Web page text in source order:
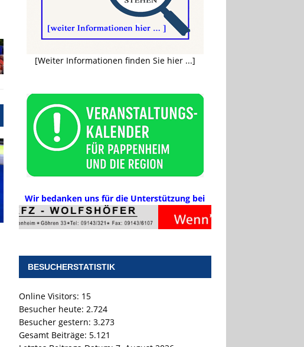
[Weiter Informationen finden Sie hier ...]
Wir bedanken uns für die Unterstützung bei
BESUCHERSTATISTIK
Online Visitors: 15
Besucher heute: 2.724
Besucher gestern: 3.273
Gesamt Beiträge: 5.121